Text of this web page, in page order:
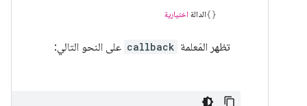
الدالة اختيارية
تظهر المَعلمة callback على النحو التالي: